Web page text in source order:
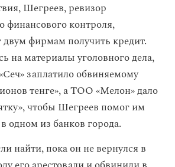
Шегреев, ревизор
финансового контроля,
фирмам получить кредит.
на материалы уголовного дела,
заплатило обвиняемому
тенге», а ТОО «Мелон» дало
чтобы Шегреев помог им
одном из банков города.
найти, пока он не вернулся в